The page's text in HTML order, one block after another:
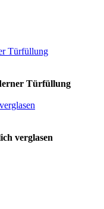
Türfüllung
verglasen